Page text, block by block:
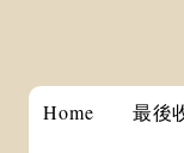
Home 最後